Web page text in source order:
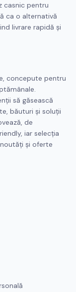
casnic pentru
ca o alternativă
livrare rapidă și
concepute pentru
să găsească
băuturi și soluții
de
iar selecția
și oferte